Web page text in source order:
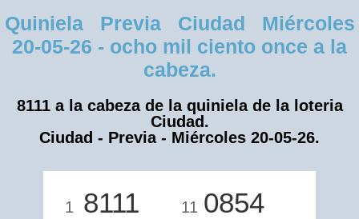
Quiniela Previa Ciudad Miércoles
20-05-26 - ocho mil ciento once a la
cabeza.
8111 a la cabeza de la quiniela de la loteria
Ciudad.
Ciudad - Previa - Miércoles 20-05-26.
1 8111 11 0854